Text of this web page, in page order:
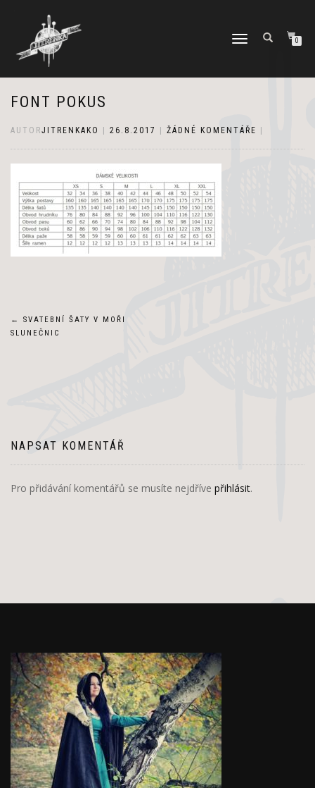
PŘEPNOUT
0
FONT POKUS
AUTORJITRENKAKO 26.8.2017 ŽÁDNÉ KOMENTÁŘE
Navigace
←
SVATEBNÍ ŠATY V MOŘI
SLUNEČNIC
NAPSAT KOMENTÁŘ
Pro přidávání komentářů se musíte nejdříve přihlásit.